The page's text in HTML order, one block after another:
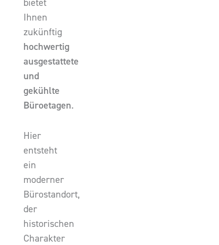
bietet
Ihnen
zukünftig
hochwertig
ausgestattete
und
gekühlte
Büroetagen.
Hier
entsteht
ein
moderner
Bürostandort,
der
historischen
Charakter